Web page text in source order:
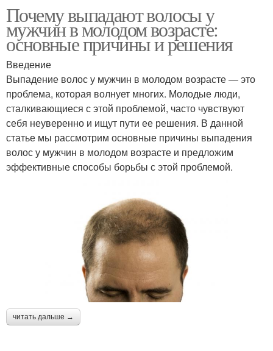
Почему выпадают волосы у
мужчин в молодом возрасте:
основные причины и решения
Введение
Выпадение волос у мужчин в молодом возрасте — это
проблема, которая волнует многих. Молодые люди,
сталкивающиеся с этой проблемой, часто чувствуют
себя неуверенно и ищут пути ее решения. В данной
статье мы рассмотрим основные причины выпадения
волос у мужчин в молодом возрасте и предложим
эффективные способы борьбы с этой проблемой.
читать дальше →